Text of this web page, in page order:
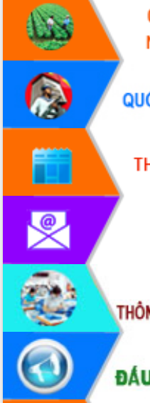
Gặp mặt các cơ quan báo chí nhân Kỷ
niệm 101 năm Ngày Báo chí Cách
mạng Việt Nam
Đắk Lắk sơ kết 4 năm triển khai thực
hiện Đề án 06 của Chính phủ
Họp báo thông tin về Hội nghị Công bố
Quy hoạch và Xúc tiến đầu tư tỉnh Đắk
Lắk
Khơi thông điểm nghẽn, đẩy nhanh
giải ngân vốn khắc phục thiên tai
HĐND tỉnh thông qua điều chỉnh Quy
hoạch tỉnh thời kỳ 2021-2030
Hội thảo góp ý hồ sơ điều chỉnh quy
hoạch tỉnh Đắk Lắk thời kỳ 2021-2030,
tầm nhìn đến năm 2050
Nâng cao hiệu quả hoạt động của các
doanh nghiệp nhà nước
Hội nghị triển khai kết nối mạng
truyền số liệu chuyên dùng phục vụ cơ
quan Đảng, Nhà nước
Lễ phát động chuỗi hoạt động chung
tay làm sạch môi trường
Xã Ea Kar bước chuyển mình trong
công tác cải cách hành chính mô hình
mới